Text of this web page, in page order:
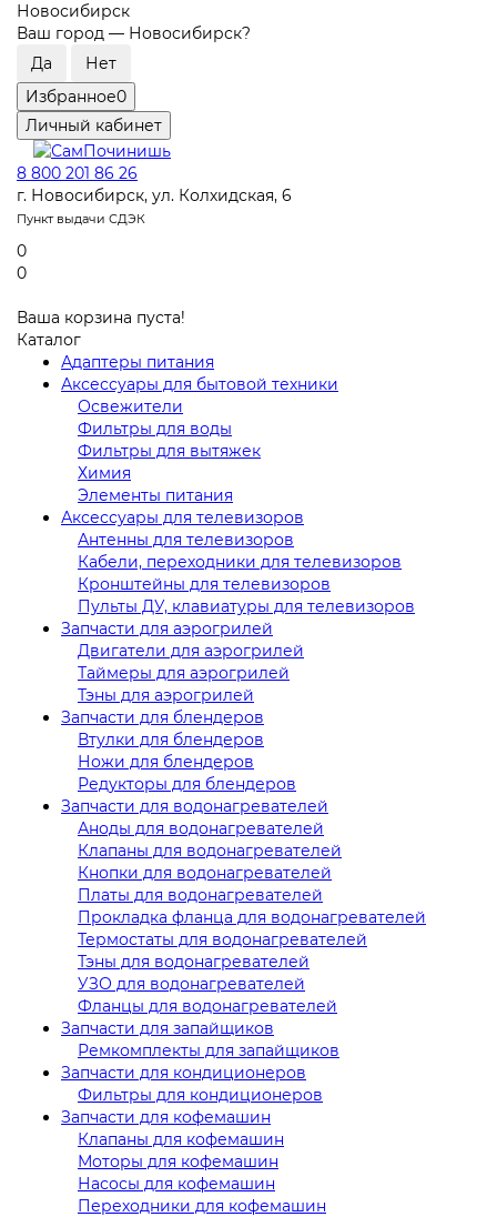
Новосибирск
Ваш город — Новосибирск?
Избранное0
Личный кабинет
8 800 201 86 26
г. Новосибирск, ул. Колхидская, 6
Пункт выдачи СДЭК
0
0
Ваша корзина пуста!
Каталог
Адаптеры питания
Аксессуары для бытовой техники
Освежители
Фильтры для воды
Фильтры для вытяжек
Химия
Элементы питания
Аксессуары для телевизоров
Антенны для телевизоров
Кабели, переходники для телевизоров
Кронштейны для телевизоров
Пульты ДУ, клавиатуры для телевизоров
Запчасти для аэрогрилей
Двигатели для аэрогрилей
Таймеры для аэрогрилей
Тэны для аэрогрилей
Запчасти для блендеров
Втулки для блендеров
Ножи для блендеров
Редукторы для блендеров
Запчасти для водонагревателей
Аноды для водонагревателей
Клапаны для водонагревателей
Кнопки для водонагревателей
Платы для водонагревателей
Прокладка фланца для водонагревателей
Термостаты для водонагревателей
Тэны для водонагревателей
УЗО для водонагревателей
Фланцы для водонагревателей
Запчасти для запайщиков
Ремкомплекты для запайщиков
Запчасти для кондиционеров
Фильтры для кондиционеров
Запчасти для кофемашин
Клапаны для кофемашин
Моторы для кофемашин
Насосы для кофемашин
Переходники для кофемашин